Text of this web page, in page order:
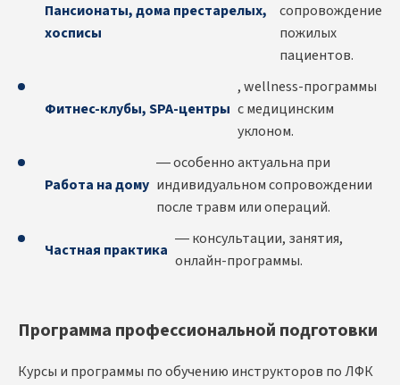
Пансионаты, дома престарелых,
хосписы
сопровождение
пожилых
пациентов.
Фитнес-клубы, SPA-центры
, wellness-программы
с медицинским
уклоном.
Работа на дому
— особенно актуальна при
индивидуальном сопровождении
после травм или операций.
Частная практика
— консультации, занятия,
онлайн-программы.
Программа профессиональной подготовки
Курсы и программы по обучению инструкторов по ЛФК